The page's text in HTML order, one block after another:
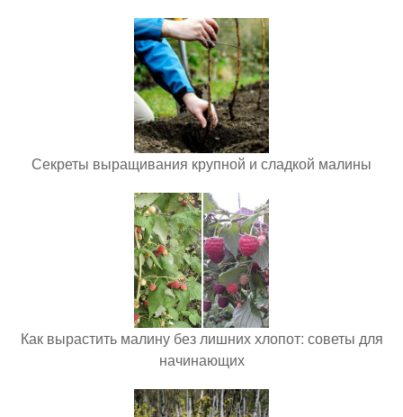
Секреты выращивания крупной и сладкой малины
Как вырастить малину без лишних хлопот: советы для
начинающих